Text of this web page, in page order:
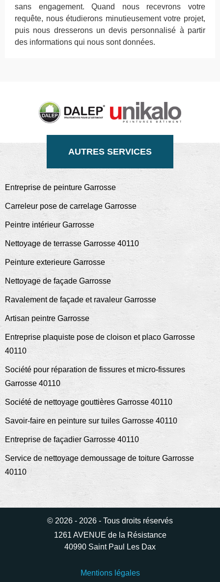
sans engagement. Quand nous recevrons votre
requête, nous étudierons minutieusement votre projet,
puis nous dresserons un devis personnalisé à partir
des informations qui nous sont données.
AUTRES SERVICES
Entreprise de peinture Garrosse
Carreleur pose de carrelage Garrosse
Peintre intérieur Garrosse
Nettoyage de terrasse Garrosse 40110
Peinture exterieure Garrosse
Nettoyage de façade Garrosse
Ravalement de façade et ravaleur Garrosse
Artisan peintre Garrosse
Entreprise plaquiste pose de cloison et placo Garrosse
40110
Société pour réparation de fissures et micro-fissures
Garrosse 40110
Société de nettoyage gouttières Garrosse 40110
Savoir-faire en peinture sur tuiles Garrosse 40110
Entreprise de façadier Garrosse 40110
Service de nettoyage demoussage de toiture Garrosse
40110
© 2026 - 2026 - Tous droits réservés
1261 AVENUE de la Résistance
40990 Saint Paul Les Dax
Mentions légales